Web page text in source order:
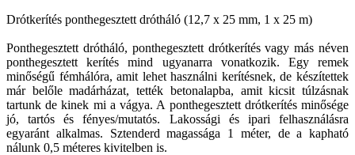
Drótkerítés ponthegesztett drótháló (12,7 x 25 mm, 1 x 25 m)
Ponthegesztett drótháló, ponthegesztett drótkerítés vagy más néven
ponthegesztett kerítés mind ugyanarra vonatkozik. Egy remek
minőségű fémhálóra, amit lehet használni kerítésnek, de készítettek
már belőle madárházat, tették betonalapba, amit kicsit túlzásnak
tartunk de kinek mi a vágya. A ponthegesztett drótkerítés minősége
jó, tartós és fényes/mutatós. Lakossági és ipari felhasználásra
egyaránt alkalmas. Sztenderd magassága 1 méter, de a kapható
nálunk 0,5 méteres kivitelben is.